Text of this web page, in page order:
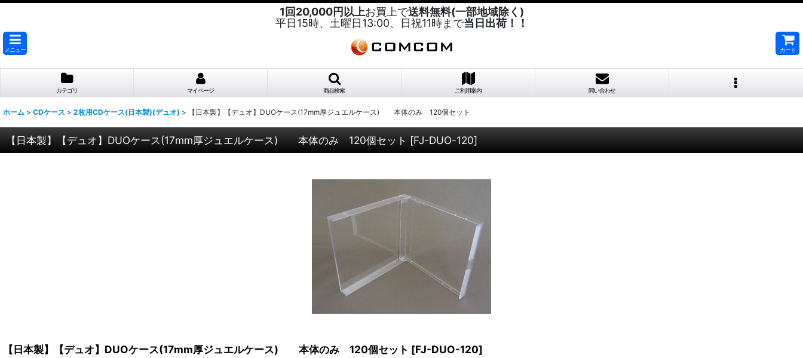
1回20,000円以上お買上で送料無料(一部地域除く)
平日15時、土曜日13:00、日祝11時まで当日出荷！！
メニュー カート
カテゴリ マイページ 商品検索 ご利用案内 問い合わせ
ホーム > CDケース > 2枚用CDケース(日本製)(デュオ) > 【日本製】【デュオ】DUOケース(17mm厚ジュエルケース) 本体のみ 120個セット
【日本製】【デュオ】DUOケース(17mm厚ジュエルケース) 本体のみ 120個セット [FJ-DUO-120]
【日本製】【デュオ】DUOケース(17mm厚ジュエルケース) 本体のみ 120個セット [FJ-DUO-120]